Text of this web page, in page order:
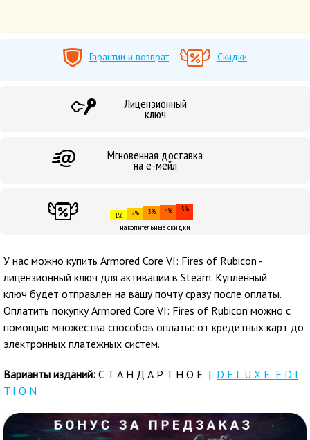
Гарантии и возврат Скидки
Лицензионный
ключ
Мгновенная доставка
на е-мейл
1% 2% 3% 4% 5%
накопительные скидки
У нас можно купить Armored Core VI: Fires of Rubicon -
лицензионный ключ для активации в Steam. Купленный
ключ будет отправлен на вашу почту сразу после оплаты.
Оплатить покупку Armored Core VI: Fires of Rubicon можно с
помощью множества способов оплаты: от кредитных карт до
электронных платежных систем.
Варианты изданий: С Т А Н Д А Р Т Н О Е | D E L U X E E D I
T I O N